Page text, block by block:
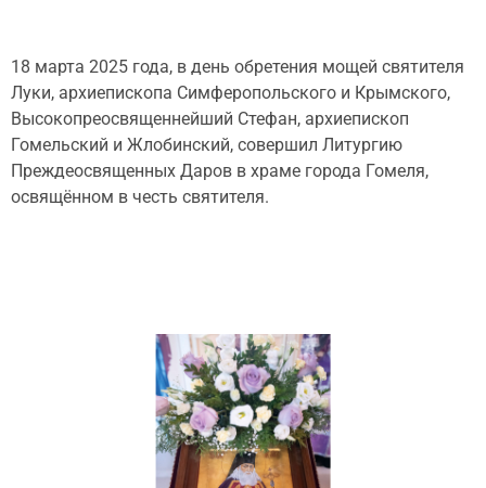
18 марта 2025 года, в день обретения мощей святителя
Луки, архиепископа Симферопольского и Крымского,
Высокопреосвященнейший Стефан, архиепископ
Гомельский и Жлобинский, совершил Литургию
Преждеосвященных Даров в храме города Гомеля,
освящённом в честь святителя.